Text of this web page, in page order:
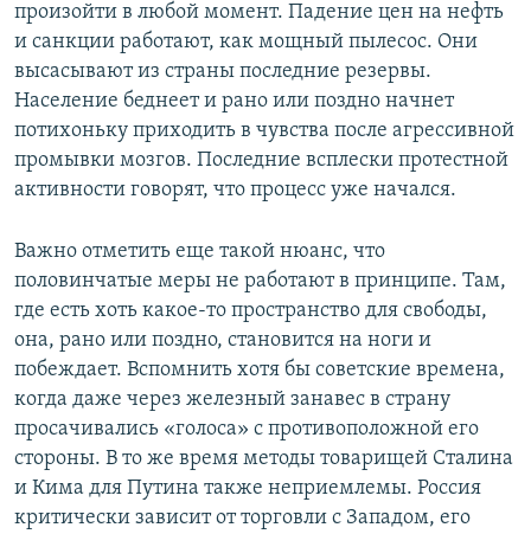
произойти в любой момент. Падение цен на нефть
и санкции работают, как мощный пылесос. Они
высасывают из страны последние резервы.
Население беднеет и рано или поздно начнет
потихоньку приходить в чувства после агрессивной
промывки мозгов. Последние всплески протестной
активности говорят, что процесс уже начался.
Важно отметить еще такой нюанс, что
половинчатые меры не работают в принципе. Там,
где есть хоть какое-то пространство для свободы,
она, рано или поздно, становится на ноги и
побеждает. Вспомнить хотя бы советские времена,
когда даже через железный занавес в страну
просачивались «голоса» с противоположной его
стороны. В то же время методы товарищей Сталина
и Кима для Путина также неприемлемы. Россия
критически зависит от торговли с Западом, его